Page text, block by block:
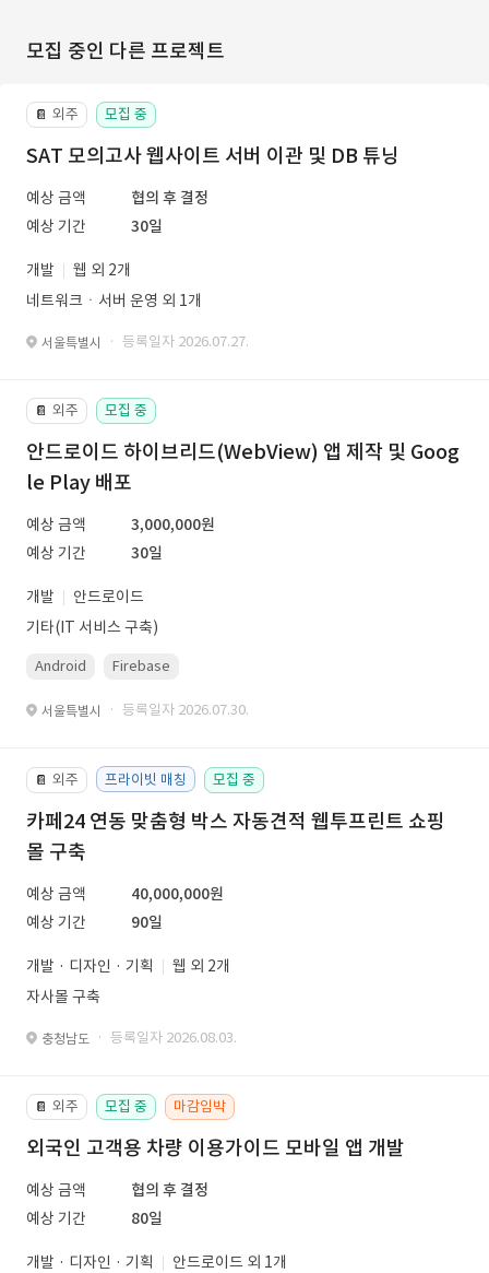
모집 중인 다른 프로젝트
📔 외주 모집 중
SAT 모의고사 웹사이트 서버 이관 및 DB 튜닝
예상 금액
협의 후 결정
예상 기간
30일
개발
웹 외 2개
네트워크ㆍ서버 운영 외 1개
서울특별시 · 등록일자 2026.07.27.
📔 외주 모집 중
안드로이드 하이브리드(WebView) 앱 제작 및 Goog
le Play 배포
예상 금액
3,000,000원
예상 기간
30일
개발
안드로이드
기타(IT 서비스 구축)
Android Firebase
서울특별시 · 등록일자 2026.07.30.
📔 외주 프라이빗 매칭 모집 중
카페24 연동 맞춤형 박스 자동견적 웹투프린트 쇼핑
몰 구축
예상 금액
40,000,000원
예상 기간
90일
개발 · 디자인 · 기획
웹 외 2개
자사몰 구축
충청남도 · 등록일자 2026.08.03.
📔 외주 모집 중 마감임박
외국인 고객용 차량 이용가이드 모바일 앱 개발
예상 금액
협의 후 결정
예상 기간
80일
개발 · 디자인 · 기획
안드로이드 외 1개